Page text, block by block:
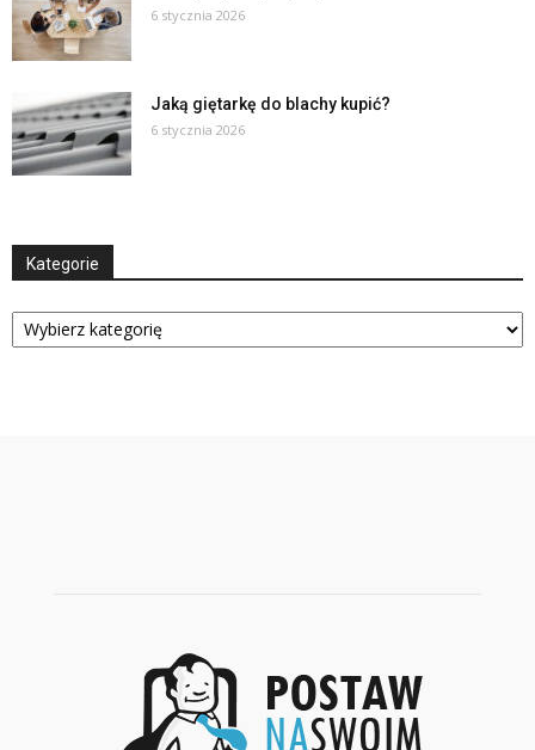
6 stycznia 2026
Jaką giętarkę do blachy kupić?
6 stycznia 2026
Kategorie
Kategorie